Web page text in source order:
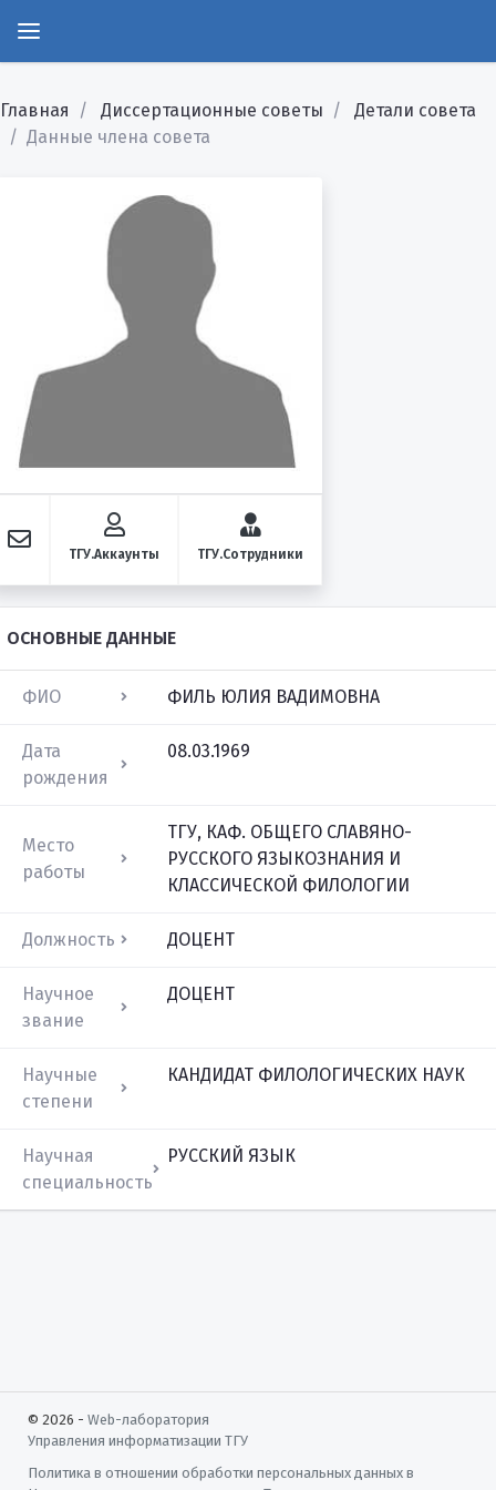
Главная Диссертационные советы
Детали совета
Данные члена совета
ТГУ.Аккаунты ТГУ.Сотрудники
ОСНОВНЫЕ ДАННЫЕ
ФИО ФИЛЬ ЮЛИЯ ВАДИМОВНА
Дата
рождения
08.03.1969
Место
работы
ТГУ, КАФ. ОБЩЕГО СЛАВЯНО-
РУССКОГО ЯЗЫКОЗНАНИЯ И
КЛАССИЧЕСКОЙ ФИЛОЛОГИИ
Должность ДОЦЕНТ
Научное
звание
ДОЦЕНТ
Научные
степени
КАНДИДАТ ФИЛОЛОГИЧЕСКИХ НАУК
Научная
специальность
РУССКИЙ ЯЗЫК
© 2026 - Web-лаборатория
Управления информатизации ТГУ
Политика в отношении обработки персональных данных в